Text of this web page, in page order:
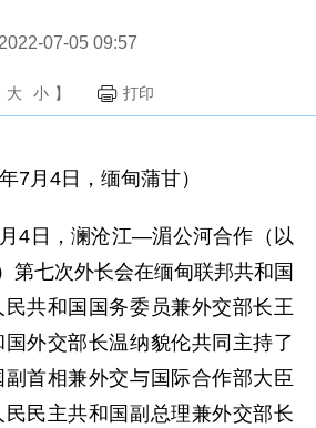
2022-07-05 09:57
大 小 】 打印
7月4日，缅甸蒲甘）
日，澜沧江—湄公河合作（以
第七次外长会在缅甸联邦共和国
共和国国务委员兼外交部长王
外交部长温纳貌伦共同主持了
首相兼外交与国际合作部大臣
民主共和国副总理兼外交部长